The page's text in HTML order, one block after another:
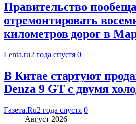
Правительство
отремонтировать
километров дорог в
Lenta.ru2 года спустя 0
В Китае стартуют
Denza 9 GT с двумя
Газета.Ru2 года спустя 0
Август 2026